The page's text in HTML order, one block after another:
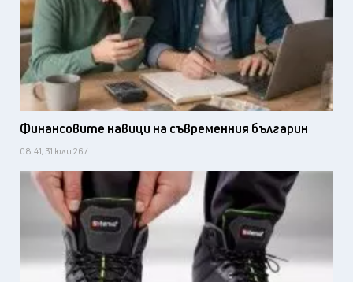
Финансовите навици на съвременния българин
08:41, 31 юли 26 /